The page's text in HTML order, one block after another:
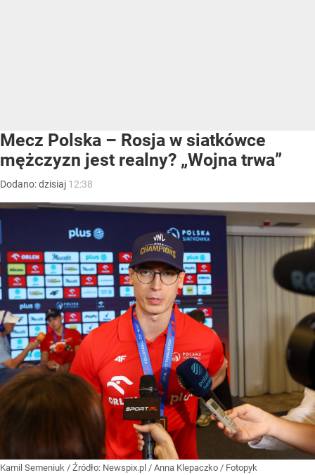
Mecz Polska – Rosja w siatkówce
mężczyzn jest realny? „Wojna trwa”
Dodano:dzisiaj 12:38
Kamil Semeniuk / Źródło: Newspix.pl / Anna Klepaczko / Fotopyk